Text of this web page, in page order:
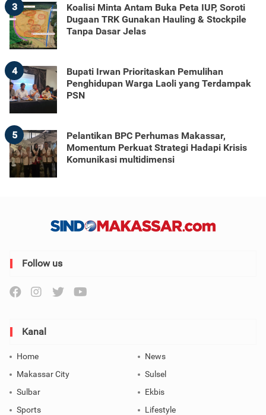
3
Koalisi Minta Antam Buka Peta IUP, Soroti
Dugaan TRK Gunakan Hauling & Stockpile
Tanpa Dasar Jelas
4
Bupati Irwan Prioritaskan Pemulihan
Penghidupan Warga Laoli yang Terdampak
PSN
5
Pelantikan BPC Perhumas Makassar,
Momentum Perkuat Strategi Hadapi Krisis
Komunikasi multidimensi
Follow us
Kanal
Home
News
Makassar City
Sulsel
Sulbar
Ekbis
Sports
Lifestyle